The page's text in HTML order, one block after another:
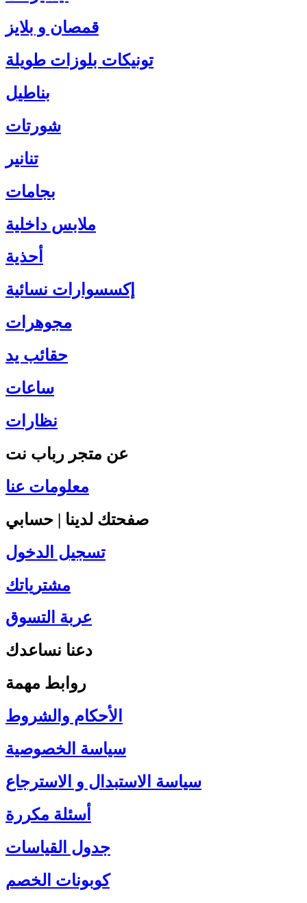
قمصان و بلايز
تونيكات بلوزات طويلة
بناطيل
شورتات
تنانير
بجامات
ملابس داخلية
أحذية
إكسسوارات نسائية
مجوهرات
حقائب يد
ساعات
نظارات
عن متجر رباب نت
معلومات عنا
صفحتك لدينا | حسابي
تسجيل الدخول
مشترياتك
عربة التسوق
دعنا نساعدك
روابط مهمة
الأحكام والشروط
سياسة الخصوصية
سياسة الاستبدال و الاسترجاع
أسئلة مكررة
جدول القياسات
كوبونات الخصم